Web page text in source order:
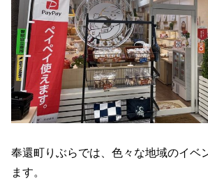
奉還町りぶらでは、色々な地域のイベ
ます。